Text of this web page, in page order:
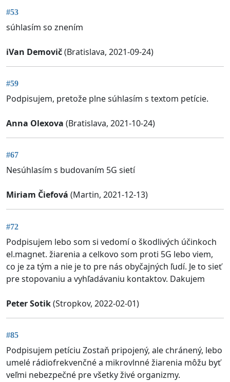
#53
súhlasím so znením
iVan Demovič(Bratislava, 2021-09-24)
#59
Podpisujem, pretože plne súhlasím s textom petície.
Anna Olexova (Bratislava, 2021-10-24)
#67
Nesúhlasím s budovaním 5G sietí
Miriam Čiefová (Martin, 2021-12-13)
#72
Podpisujem lebo som si vedomí o škodlivých účinkoch
el.magnet. žiarenia a celkovo som proti 5G lebo viem,
co je za tým a nie je to pre nás obyčajných ľudí. Je to sieť
pre stopovaniu a vyhľadávaniu kontaktov. Dakujem
Peter Sotik(Stropkov, 2022-02-01)
#85
Podpisujem petíciu Zostaň pripojený, ale chránený, lebo
umelé rádiofrekvenčné a mikrovlnné žiarenia môžu byť
veľmi nebezpečné pre všetky živé organizmy.